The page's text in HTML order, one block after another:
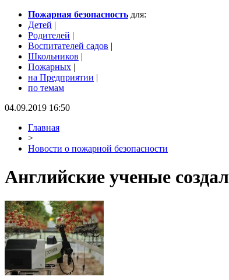
Пожарная безопасность для:
Детей |
Родителей |
Воспитателей садов |
Школьников |
Пожарных |
на Предприятии |
по темам
04.09.2019 16:50
Главная
>
Новости о пожарной безопасности
Английские ученые